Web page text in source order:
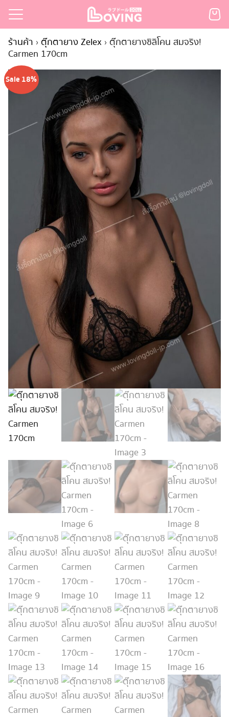
Skip
content
ก
สั่งซื้อ
for:
ร้านค้า › ตุ๊กตายาง Zelex › ตุ๊กตายางซิลิโคน สมจริง!
Carmen 170cm
Sale 18%